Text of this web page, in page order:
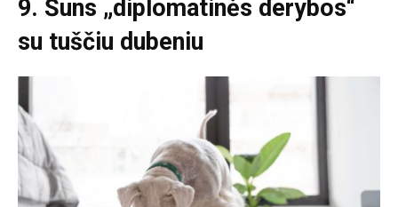
9. Šuns „diplomatinės derybos“
su tuščiu dubeniu